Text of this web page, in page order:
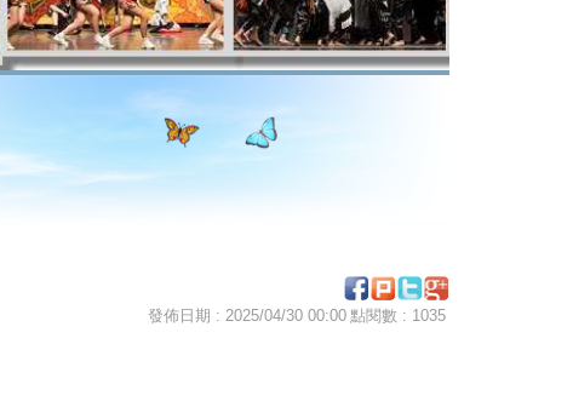
發佈日期 : 2025/04/30 00:00 點閱數 : 1035